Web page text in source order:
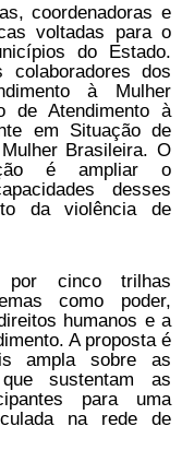
coordenadoras e
voltadas para o
do Estado.
dos
à Mulher
de Atendimento à
em Situação de
Brasileira. O
é ampliar o
desses
da violência de
por cinco trilhas
como poder,
humanos e a
A proposta é
ampla sobre as
sustentam as
para uma
na rede de